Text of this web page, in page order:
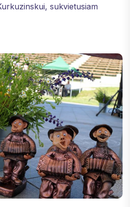
sukvietusiam